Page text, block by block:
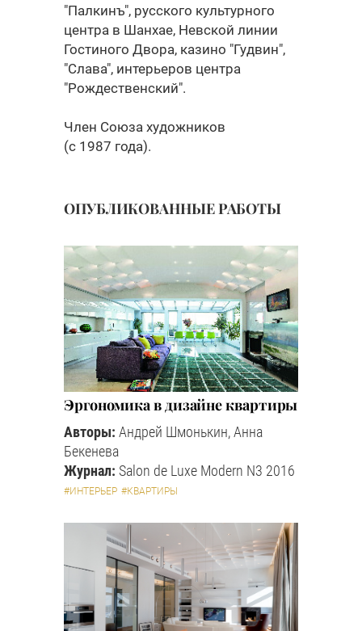
"Палкинъ", русского культурного
центра в Шанхае, Невской линии
Гостиного Двора, казино "Гудвин",
"Слава", интерьеров центра
"Рождественский".
Член Союза художников
(с 1987 года).
ОПУБЛИКОВАННЫЕ РАБОТЫ
Эргономика в дизайне квартиры
Авторы: Андрей Шмонькин, Анна
Бекенева
Журнал: Salon de Luxe Modern N3 2016
#ИНТЕРЬЕР #КВАРТИРЫ